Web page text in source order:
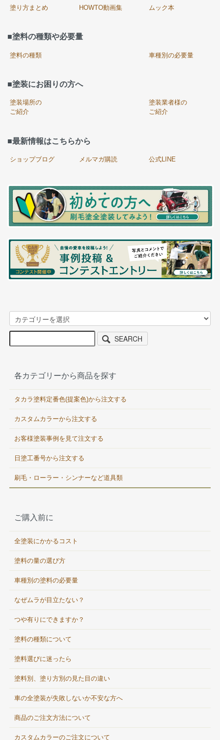
塗り方まとめ HOWTO動画集 ムック本
■塗料の種類や必要量
塗料の種類 車種別の必要量
■塗装にお困りの方へ
塗装場所の
ご紹介
塗装業者様の
ご紹介
■最新情報はこちらから
ショップブログ メルマガ購読 公式LINE
SEARCH
各カテゴリーから商品を探す
タカラ塗料定番色(提案色)から注文する
カスタムカラーから注文する
お客様塗装事例を見て注文する
日塗工番号から注文する
刷毛・ローラー・シンナーなど道具類
ご購入前に
全塗装にかかるコスト
塗料の量の選び方
車種別の塗料の必要量
なぜムラが目立たない？
つや有りにできますか？
塗料の種類について
塗料選びに迷ったら
塗料別、塗り方別の見た目の違い
車の全塗装が失敗しないか不安な方へ
商品のご注文方法について
カスタムカラーのご注文について